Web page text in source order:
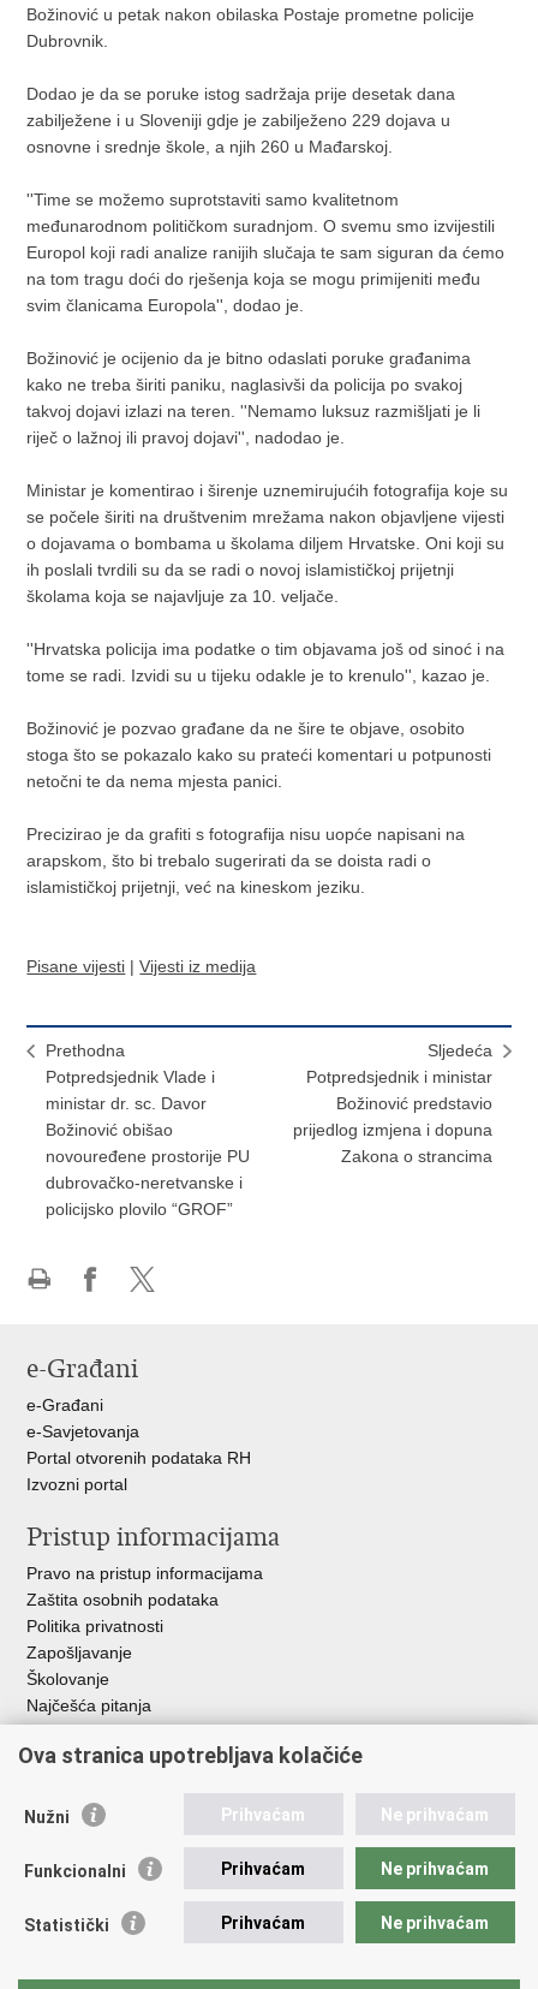
Božinović u petak nakon obilaska Postaje prometne policije
Dubrovnik.
Dodao je da se poruke istog sadržaja prije desetak dana
zabilježene i u Sloveniji gdje je zabilježeno 229 dojava u
osnovne i srednje škole, a njih 260 u Mađarskoj.
''Time se možemo suprotstaviti samo kvalitetnom
međunarodnom političkom suradnjom. O svemu smo izvijestili
Europol koji radi analize ranijih slučaja te sam siguran da ćemo
na tom tragu doći do rješenja koja se mogu primijeniti među
svim članicama Europola'', dodao je.
Božinović je ocijenio da je bitno odaslati poruke građanima
kako ne treba širiti paniku, naglasivši da policija po svakoj
takvoj dojavi izlazi na teren. ''Nemamo luksuz razmišljati je li
riječ o lažnoj ili pravoj dojavi'', nadodao je.
Ministar je komentirao i širenje uznemirujućih fotografija koje su
se počele širiti na društvenim mrežama nakon objavljene vijesti
o dojavama o bombama u školama diljem Hrvatske. Oni koji su
ih poslali tvrdili su da se radi o novoj islamističkoj prijetnji
školama koja se najavljuje za 10. veljače.
''Hrvatska policija ima podatke o tim objavama još od sinoć i na
tome se radi. Izvidi su u tijeku odakle je to krenulo'', kazao je.
Božinović je pozvao građane da ne šire te objave, osobito
stoga što se pokazalo kako su prateći komentari u potpunosti
netočni te da nema mjesta panici.
Precizirao je da grafiti s fotografija nisu uopće napisani na
arapskom, što bi trebalo sugerirati da se doista radi o
islamističkoj prijetnji, već na kineskom jeziku.
Pisane vijesti |Vijesti iz medija
Prethodna
Potpredsjednik Vlade i
ministar dr. sc. Davor
Božinović obišao
novouređene prostorije PU
dubrovačko-neretvanske i
policijsko plovilo “GROF”
Sljedeća
Potpredsjednik i ministar
Božinović predstavio
prijedlog izmjena i dopuna
Zakona o strancima
Facebooku
X-
e-Građani
e-Građani
e-Savjetovanja
Portal otvorenih podataka RH
Izvozni portal
Pristup informacijama
Pravo na pristup informacijama
Zaštita osobnih podataka
Politika privatnosti
Zapošljavanje
Školovanje
Najčešća pitanja
Važne poveznice
EMN Nacionalna kontaktna točka za Republiku Hrvatsku
Policijska akademija
Zaklada policijske solidarnosti
Udruge
Ova stranica upotrebljava kolačiće
Nužni Prihvaćam Ne prihvaćam
Funkcionalni Prihvaćam Ne prihvaćam
Statistički Prihvaćam Ne prihvaćam